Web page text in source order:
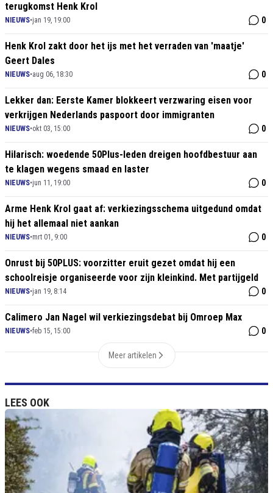
terugkomst Henk Krol
NIEUWS•jan 19, 19:00 0
Henk Krol zakt door het ijs met het verraden van 'maatje'
Geert Dales
NIEUWS•aug 06, 18:30 0
Lekker dan: Eerste Kamer blokkeert verzwaring eisen voor
verkrijgen Nederlands paspoort door immigranten
NIEUWS•okt 03, 15:00 0
Hilarisch: woedende 50Plus-leden dreigen hoofdbestuur aan
te klagen wegens smaad en laster
NIEUWS•jun 11, 19:00 0
Arme Henk Krol gaat af: verkiezingsschema uitgedund omdat
hij het allemaal niet aankan
NIEUWS•mrt 01, 9:00 0
Onrust bij 50PLUS: voorzitter eruit gezet omdat hij een
schoolreisje organiseerde voor zijn kleinkind. Met partijgeld
NIEUWS•jan 19, 8:14 0
Calimero Jan Nagel wil verkiezingsdebat bij Omroep Max
NIEUWS•feb 15, 15:00 0
Meer artikelen
LEES OOK